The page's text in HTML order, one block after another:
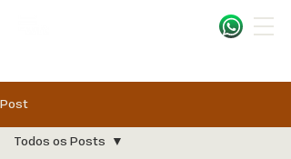
Post
Todos os Posts